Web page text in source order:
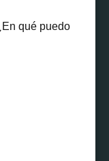
sin tener que
generan historial
con
de financiamiento
en caso de
con
de dinero a otra
más adelante lo